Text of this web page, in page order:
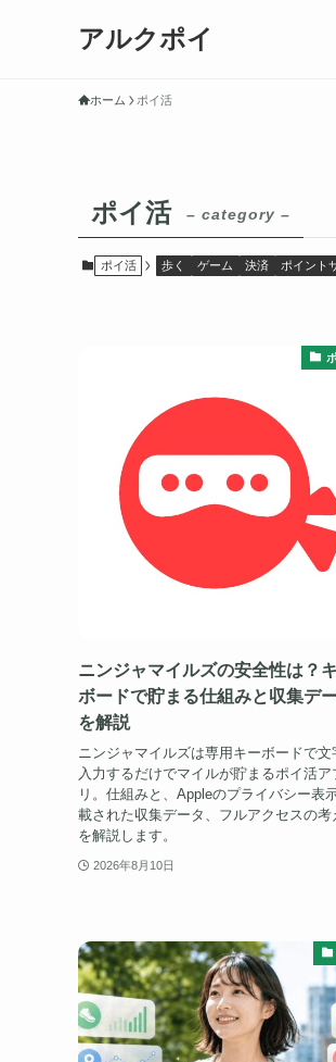
アルクポイ
ホーム ポイ活
ポイ活 – category –
ポイ活 歩く ゲーム 決済 ポイント
ニンジャマイルズの安全性は？
ボードで貯まる仕組みと収集デ
を解説
ニンジャマイルズは専用キーボードで文
入力するだけでマイルが貯まるポイ活ア
リ。仕組みと、Appleのプライバシー表
載された収集データ、フルアクセスの考
を解説します。
2026年8月10日